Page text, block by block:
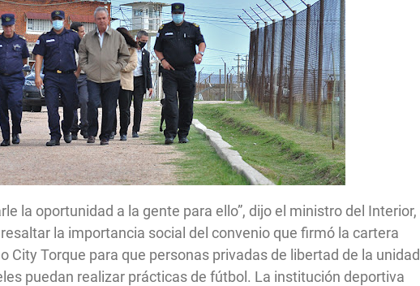
la oportunidad a la gente para ello”, dijo el ministro del Interior,
la importancia social del convenio que firmó la cartera
City Torque para que personas privadas de libertad de la unidad
puedan realizar prácticas de fútbol. La institución deportiva